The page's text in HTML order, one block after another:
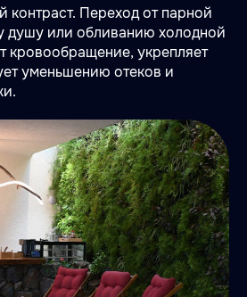
контраст. Переход от парной
душу или обливанию холодной
кровообращение, укрепляет
уменьшению отеков и